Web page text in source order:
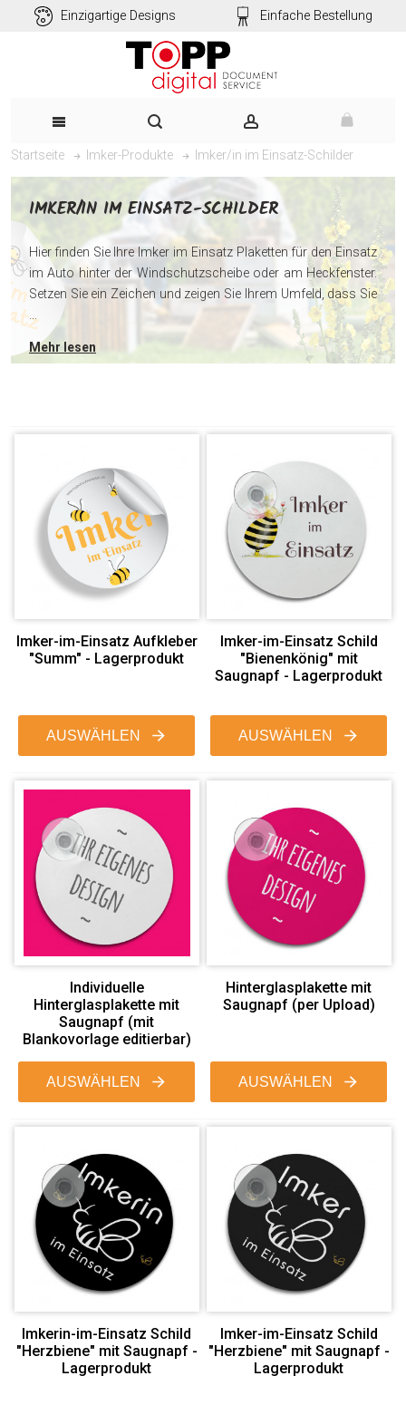
Einzigartige Designs Einfache Bestellung
Startseite Imker-Produkte Imker/in im Einsatz-Schilder
IMKER/IN IM EINSATZ-SCHILDER
Hier finden Sie Ihre Imker im Einsatz Plaketten für den Einsatz
im Auto hinter der Windschutzscheibe oder am Heckfenster.
Setzen Sie ein Zeichen und zeigen Sie Ihrem Umfeld, dass Sie
...
Mehr lesen
Imker-im-Einsatz Aufkleber
"Summ" - Lagerprodukt
AUSWÄHLEN
Imker-im-Einsatz Schild
"Bienenkönig" mit
Saugnapf - Lagerprodukt
AUSWÄHLEN
Individuelle
Hinterglasplakette mit
Saugnapf (mit
Blankovorlage editierbar)
AUSWÄHLEN
Hinterglasplakette mit
Saugnapf (per Upload)
AUSWÄHLEN
Imkerin-im-Einsatz Schild
"Herzbiene" mit Saugnapf -
Lagerprodukt
Imker-im-Einsatz Schild
"Herzbiene" mit Saugnapf -
Lagerprodukt